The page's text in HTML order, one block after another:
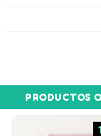
PRODUCTOS